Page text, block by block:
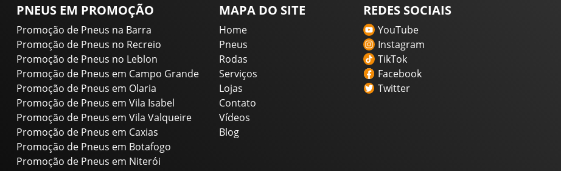
PNEUS EM PROMOÇÃO
Promoção de Pneus na Barra
Promoção de Pneus no Recreio
Promoção de Pneus no Leblon
Promoção de Pneus em Campo Grande
Promoção de Pneus em Olaria
Promoção de Pneus em Vila Isabel
Promoção de Pneus em Vila Valqueire
Promoção de Pneus em Caxias
Promoção de Pneus em Botafogo
Promoção de Pneus em Niterói
MAPA DO SITE
Home
Pneus
Rodas
Serviços
Lojas
Contato
Vídeos
Blog
REDES SOCIAIS
YouTube
Instagram
TikTok
Facebook
Twitter